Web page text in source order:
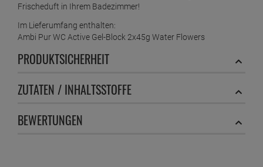
Frischeduft in Ihrem Badezimmer!
Im Lieferumfang enthalten:
Ambi Pur WC Active Gel-Block 2x45g Water Flowers
PRODUKTSICHERHEIT
ZUTATEN / INHALTSSTOFFE
BEWERTUNGEN